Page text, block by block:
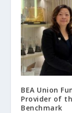
BEA Union
Provider of
Benchmark